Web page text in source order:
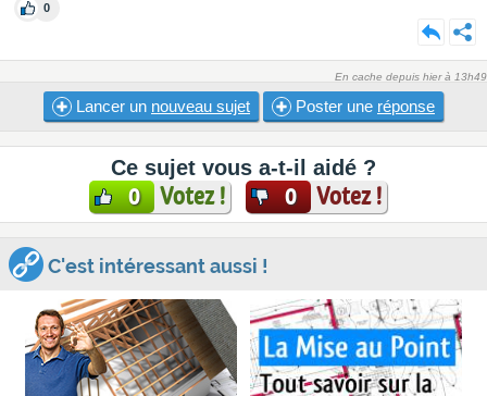
0
En cache depuis hier à 13h49
Lancer un nouveau sujet Poster une réponse
Ce sujet vous a-t-il aidé ?
0 Votez ! 0 Votez !
C'est intéressant aussi !